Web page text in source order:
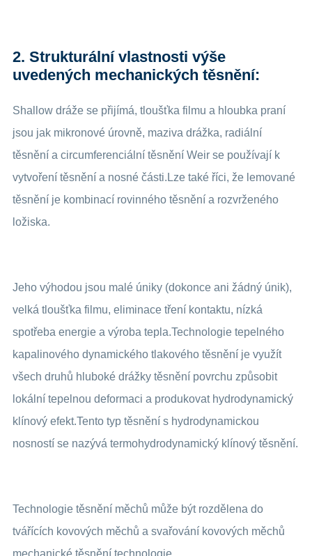
2. Strukturální vlastnosti výše
uvedených mechanických těsnění:
Shallow dráže se přijímá, tloušťka filmu a hloubka praní
jsou jak mikronové úrovně, maziva drážka, radiální
těsnění a circumferenciální těsnění Weir se používají k
vytvoření těsnění a nosné části.Lze také říci, že lemované
těsnění je kombinací rovinného těsnění a rozvrženého
ložiska.
Jeho výhodou jsou malé úniky (dokonce ani žádný únik),
velká tloušťka filmu, eliminace tření kontaktu, nízká
spotřeba energie a výroba tepla.Technologie tepelného
kapalinového dynamického tlakového těsnění je využít
všech druhů hluboké drážky těsnění povrchu způsobit
lokální tepelnou deformaci a produkovat hydrodynamický
klínový efekt.Tento typ těsnění s hydrodynamickou
nosností se nazývá termohydrodynamický klínový těsnění.
Technologie těsnění měchů může být rozdělena do
tvářících kovových měchů a svařování kovových měchů
mechanické těsnění technologie.